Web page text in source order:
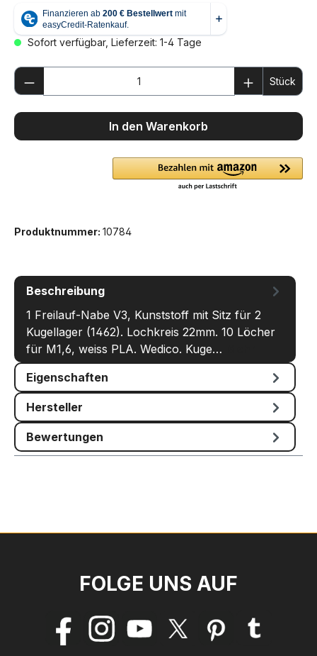
Sofort verfügbar, Lieferzeit: 1-4 Tage
Produkt Anzahl: Gib den gewünschten
Stück
In den Warenkorb
Produktnummer: 10784
Beschreibung
1 Freilauf-Nabe V3, Kunststoff mit Sitz für 2
Kugellager (1462). Lochkreis 22mm. 10 Löcher
für M1,6, weiss PLA. Wedico. Kuge…
Eigenschaften
Hersteller
Bewertungen
FOLGE UNS AUF